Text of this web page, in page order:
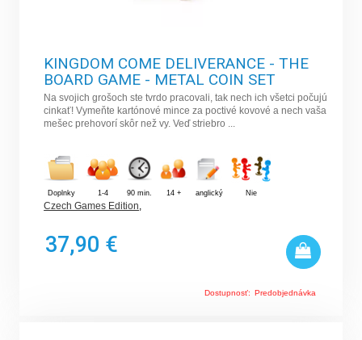
KINGDOM COME DELIVERANCE - THE
BOARD GAME - METAL COIN SET
Na svojich grošoch ste tvrdo pracovali, tak nech ich všetci počujú
cinkať! Vymeňte kartónové mince za poctivé kovové a nech vaša
mešec prehovorí skôr než vy. Veď striebro ...
Doplnky 1-4 90 min. 14 + anglický Nie
Czech Games Edition,
37,90 €
Dostupnosť: Predobjednávka